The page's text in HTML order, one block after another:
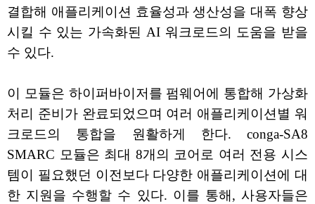
결합해 애플리케이션 효율성과 생산성을 대폭 향상
시킬 수 있는 가속화된 AI 워크로드의 도움을 받을
수 있다.
이 모듈은 하이퍼바이저를 펌웨어에 통합해 가상화
처리 준비가 완료되었으며 여러 애플리케이션별 워
크로드의 통합을 원활하게 한다. conga-SA8
SMARC 모듈은 최대 8개의 코어로 여러 전용 시스
템이 필요했던 이전보다 다양한 애플리케이션에 대
한 지원을 수행할 수 있다. 이를 통해, 사용자들은